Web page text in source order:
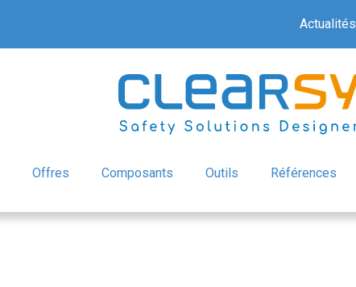
Actualités
Offres Composants Outils Références